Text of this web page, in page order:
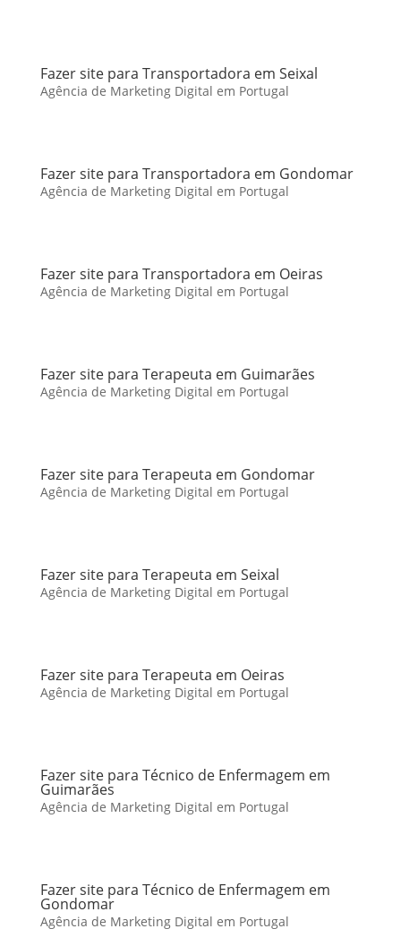
Fazer site para Transportadora em Seixal
Agência de Marketing Digital em Portugal
Fazer site para Transportadora em Gondomar
Agência de Marketing Digital em Portugal
Fazer site para Transportadora em Oeiras
Agência de Marketing Digital em Portugal
Fazer site para Terapeuta em Guimarães
Agência de Marketing Digital em Portugal
Fazer site para Terapeuta em Gondomar
Agência de Marketing Digital em Portugal
Fazer site para Terapeuta em Seixal
Agência de Marketing Digital em Portugal
Fazer site para Terapeuta em Oeiras
Agência de Marketing Digital em Portugal
Fazer site para Técnico de Enfermagem em
Guimarães
Agência de Marketing Digital em Portugal
Fazer site para Técnico de Enfermagem em
Gondomar
Agência de Marketing Digital em Portugal